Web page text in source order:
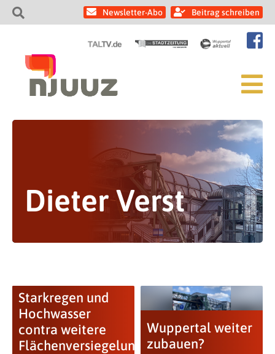
Newsletter-Abo Beitrag schreiben
Dieter Verst
Starkregen und
Hochwasser
contra weitere
Flächenversiegelung
Wuppertal weiter
zubauen?